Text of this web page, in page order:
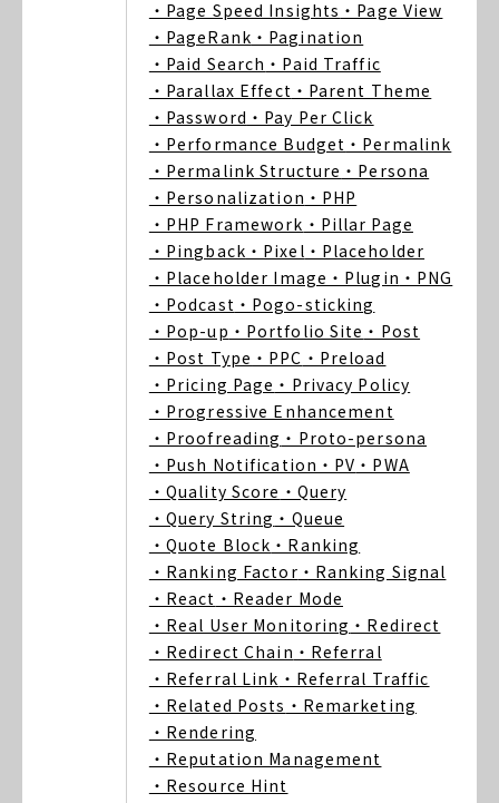
・Page Speed Insights ・Page View
・PageRank ・Pagination
・Paid Search ・Paid Traffic
・Parallax Effect ・Parent Theme
・Password ・Pay Per Click
・Performance Budget ・Permalink
・Permalink Structure ・Persona
・Personalization ・PHP
・PHP Framework ・Pillar Page
・Pingback ・Pixel ・Placeholder
・Placeholder Image ・Plugin ・PNG
・Podcast ・Pogo-sticking
・Pop-up ・Portfolio Site ・Post
・Post Type ・PPC ・Preload
・Pricing Page ・Privacy Policy
・Progressive Enhancement
・Proofreading ・Proto-persona
・Push Notification ・PV ・PWA
・Quality Score ・Query
・Query String ・Queue
・Quote Block ・Ranking
・Ranking Factor ・Ranking Signal
・React ・Reader Mode
・Real User Monitoring ・Redirect
・Redirect Chain ・Referral
・Referral Link ・Referral Traffic
・Related Posts ・Remarketing
・Rendering
・Reputation Management
・Resource Hint